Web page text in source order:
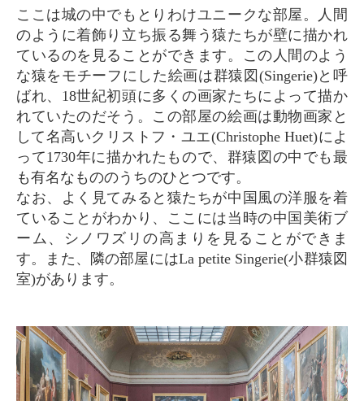
ここは城の中でもとりわけユニークな部屋。人間
のように着飾り立ち振る舞う猿たちが壁に描かれ
ているのを見ることができます。この人間のよう
な猿をモチーフにした絵画は群猿図(Singerie)と呼
ばれ、18世紀初頭に多くの画家たちによって描か
れていたのだそう。この部屋の絵画は動物画家と
して名高いクリストフ・ユエ(Christophe Huet)によ
って1730年に描かれたもので、群猿図の中でも最
も有名なもののうちのひとつです。
なお、よく見てみると猿たちが中国風の洋服を着
ていることがわかり、ここには当時の中国美術ブ
ーム、シノワズリの高まりを見ることができま
す。また、隣の部屋にはLa petite Singerie(小群猿図
室)があります。